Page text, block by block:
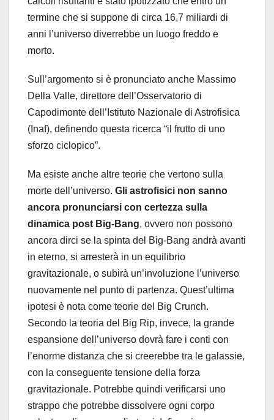
termine che si suppone di circa 16,7 miliardi di
anni l’universo diverrebbe un luogo freddo e
morto.
Sull’argomento si è pronunciato anche Massimo
Della Valle, direttore dell’Osservatorio di
Capodimonte dell’Istituto Nazionale di Astrofisica
(Inaf), definendo questa ricerca “il frutto di uno
sforzo ciclopico”.
Ma esiste anche altre teorie che vertono sulla
morte dell’universo. Gli astrofisici non sanno
ancora pronunciarsi con certezza sulla
dinamica post Big-Bang, ovvero non possono
ancora dirci se la spinta del Big-Bang andrà avanti
in eterno, si arresterà in un equilibrio
gravitazionale, o subirà un’involuzione l’universo
nuovamente nel punto di partenza. Quest’ultima
ipotesi è nota come teorie del Big Crunch.
Secondo la teoria del Big Rip, invece, la grande
espansione dell’universo dovrà fare i conti con
l’enorme distanza che si creerebbe tra le galassie,
con la conseguente tensione della forza
gravitazionale. Potrebbe quindi verificarsi uno
strappo che potrebbe dissolvere ogni corpo